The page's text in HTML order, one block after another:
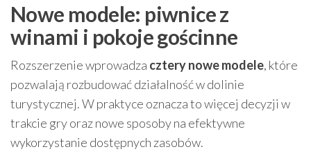
Nowe modele: piwnice z
winami i pokoje gościnne
Rozszerzenie wprowadza cztery nowe modele, które
pozwalają rozbudować działalność w dolinie
turystycznej. W praktyce oznacza to więcej decyzji w
trakcie gry oraz nowe sposoby na efektywne
wykorzystanie dostępnych zasobów.